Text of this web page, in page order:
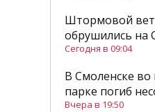
Штормовой
обрушились на
Сегодня в 09:04
В Смоленске
парке погиб
Вчера в 19:50